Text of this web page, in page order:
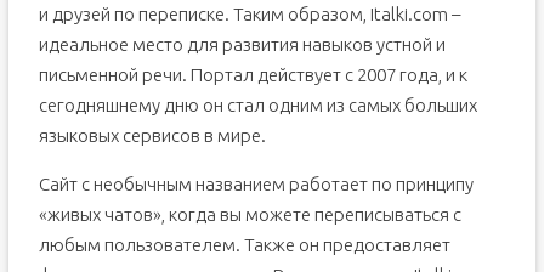
и друзей по переписке. Таким образом, Italki.com –
идеальное место для развития навыков устной и
письменной речи. Портал действует с 2007 года, и к
сегодняшнему дню он стал одним из самых больших
языковых сервисов в мире.
Сайт с необычным названием работает по принципу
«живых чатов», когда вы можете переписываться с
любым пользователем. Также он предоставляет